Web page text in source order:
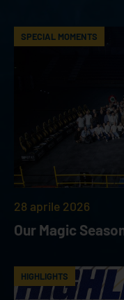
SPECIAL MOMENTS
28 aprile 2026
Our Magic
HIGHLIGHTS